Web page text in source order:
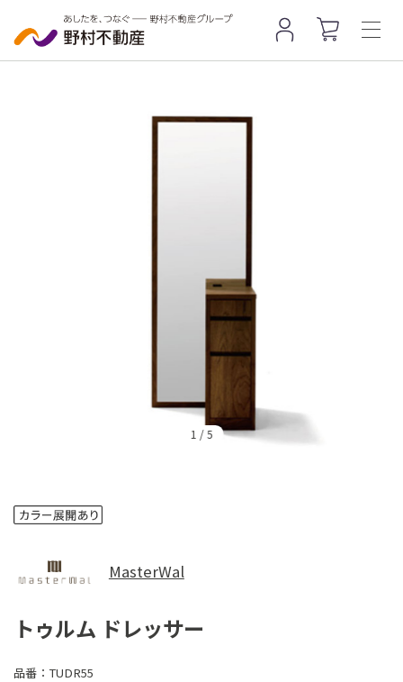
1 /5
MasterWal
トゥルム ドレッサー
品番： TUDR55